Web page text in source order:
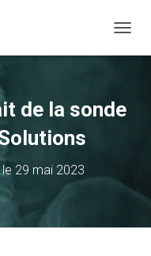
de la sonde
29 mai 2023